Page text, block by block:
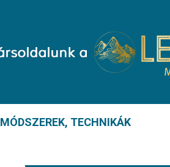
MÓDSZEREK, TECHNIKÁK